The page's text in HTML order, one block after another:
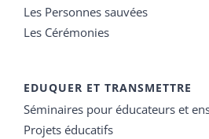
Les Personnes sauvées
Les Cérémonies
EDUQUER ET TRANSMETTRE
Séminaires pour éducateurs et
Projets éducatifs